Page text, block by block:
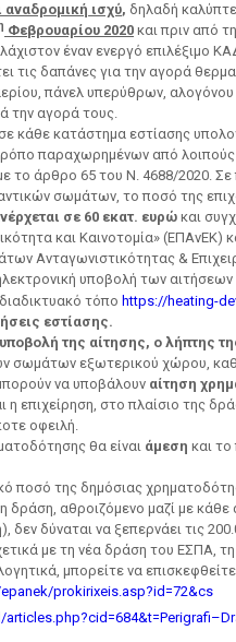
αναδρομική ισχύ, δηλαδή
Φεβρουαρίου 2020 και πριν από
έναν ενεργό επιλέξιμο
τις δαπάνες για την αγορά
πάνελ υπερύθρων,
την αγορά τους.
σε κάθε κατάστημα εστίασης
παραχωρημένων από
το άρθρο 65 του Ν. 4688/2020.
σωμάτων, το ποσό της
σε 60 εκατ. ευρώκαι
και Καινοτομία»
Ανταγωνιστικότητας &
υποβολή των αιτήσεων
τόπο https://heating-
εστίασης.
της αίτησης, ο λήπτης
σωμάτων εξωτερικού χώρου,
να υποβάλουν αίτηση
η επιχείρηση, στο πλαίσιο της
οφειλή.
θα είναι άμεση και
ποσό της δημόσιας
δράση, αθροιζόμενο μαζί με
δεν δύναται να ξεπερνάει τις
με τη νέα δράση του ΕΣΠΑ,
μπορείτε να
epanek/prokirixeis asp?id=72&cs
/articles php?cid=684&t=Perigrafi–